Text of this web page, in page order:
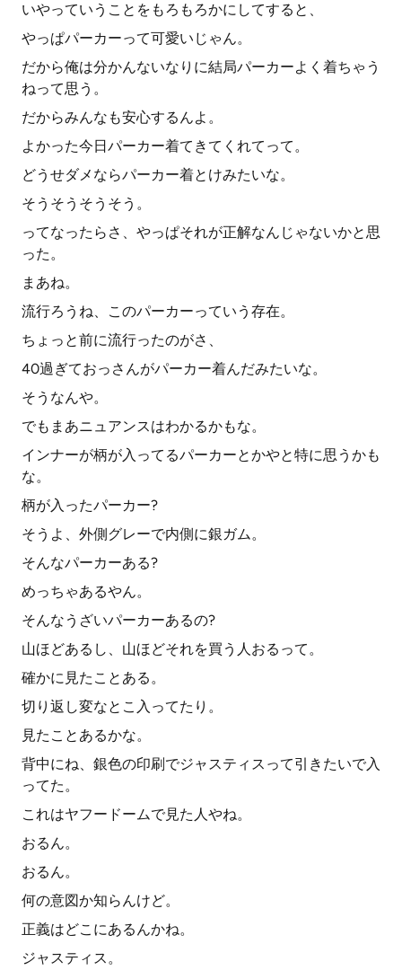
いやっていうことをもろもろかにしてすると、
やっぱパーカーって可愛いじゃん。
だから俺は分かんないなりに結局パーカーよく着ちゃう
ねって思う。
だからみんなも安心するんよ。
よかった今日パーカー着てきてくれてって。
どうせダメならパーカー着とけみたいな。
そうそうそうそう。
ってなったらさ、やっぱそれが正解なんじゃないかと思
った。
まあね。
流行ろうね、このパーカーっていう存在。
ちょっと前に流行ったのがさ、
40過ぎておっさんがパーカー着んだみたいな。
そうなんや。
でもまあニュアンスはわかるかもな。
インナーが柄が入ってるパーカーとかやと特に思うかも
な。
柄が入ったパーカー?
そうよ、外側グレーで内側に銀ガム。
そんなパーカーある?
めっちゃあるやん。
そんなうざいパーカーあるの?
山ほどあるし、山ほどそれを買う人おるって。
確かに見たことある。
切り返し変なとこ入ってたり。
見たことあるかな。
背中にね、銀色の印刷でジャスティスって引きたいで入
ってた。
これはヤフードームで見た人やね。
おるん。
おるん。
何の意図か知らんけど。
正義はどこにあるんかね。
ジャスティス。